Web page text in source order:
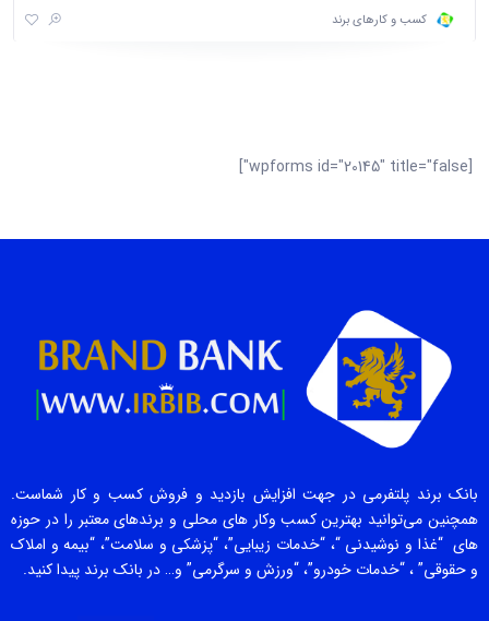
کسب و کارهای برند
[wpforms id="20145" title="false"]
بانک برند پلتفرمی در جهت افزایش بازدید و فروش کسب و کار شماست.
همچنین می‌توانید بهترین کسب وکار های محلی و برندهای معتبر را در حوزه
های “غذا و نوشیدنی “، “خدمات زیبایی”، “پزشکی و سلامت”، “بیمه و املاک
و حقوقی” ، “خدمات خودرو”، “ورزش و سرگرمی” و… در بانک برند پیدا کنید.